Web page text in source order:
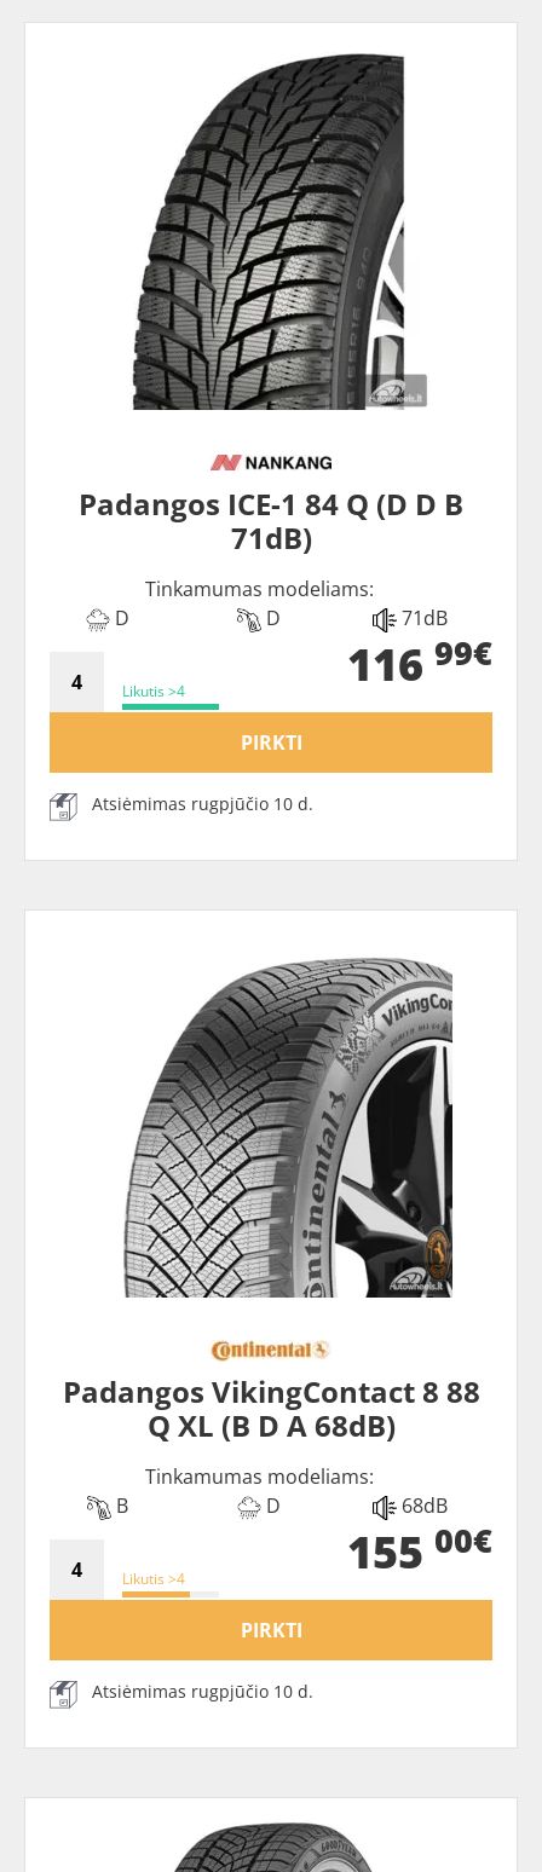
Padangos ICE-1 84 Q (D D B
71dB)
Tinkamumas modeliams:
D
D 71dB
Likutis >4 116 99€
PIRKTI
Atsiėmimas rugpjūčio 10 d.
Padangos VikingContact 8 88
Q XL (B D A 68dB)
Tinkamumas modeliams:
B
D 68dB
Likutis >4 155 00€
PIRKTI
Atsiėmimas rugpjūčio 10 d.